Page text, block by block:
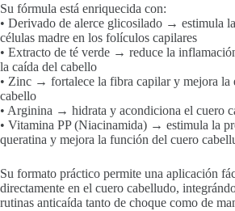
Su fórmula está enriquecida con:
• Derivado de alerce glicosilado → estimula
células madre en los folículos capilares
• Extracto de té verde → reduce la
la caída del cabello
• Zinc → fortalece la fibra capilar y mejora la
cabello
• Arginina → hidrata y acondiciona el cuero
• Vitamina PP (Niacinamida) → estimula la
queratina y mejora la función del cuero
Su formato práctico permite una aplicación
directamente en el cuero cabelludo,
rutinas anticaída tanto de choque como de